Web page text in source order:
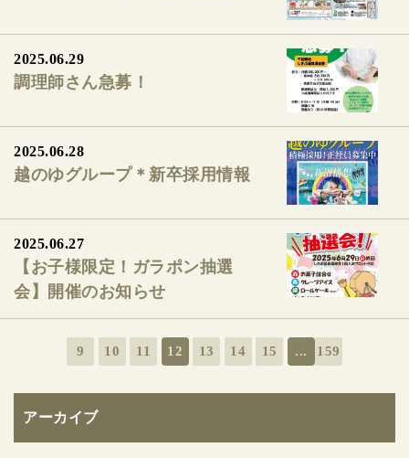
2025.06.29
調理師さん急募！
2025.06.28
越のゆグループ＊新卒採用情報
2025.06.27
【お子様限定！ガラポン抽選
会】開催のお知らせ
9 10 11 12 13 14 15 ... 159
アーカイブ